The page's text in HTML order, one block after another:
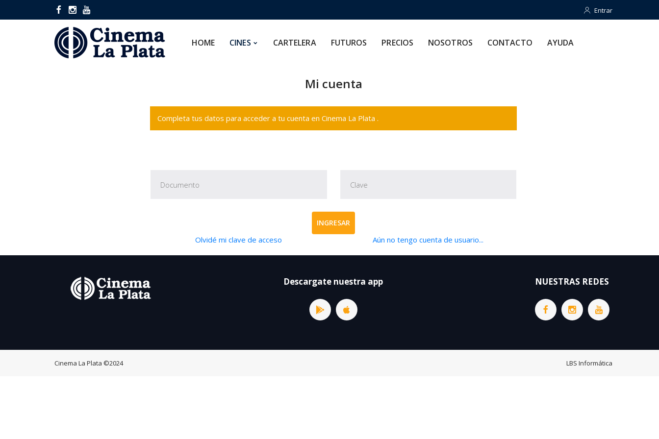
Entrar
Entrar
HOME CINES CARTELERA FUTUROS PRECIOS NOSOTROS CONTACTO AYUDA
Mi cuenta
Completa tus datos para acceder a tu cuenta en Cinema La Plata .
INGRESAR
Olvidé mi clave de acceso Aún no tengo cuenta de usuario...
Descargate nuestra app NUESTRAS REDES
Cinema La Plata ©2024 LBS Informática